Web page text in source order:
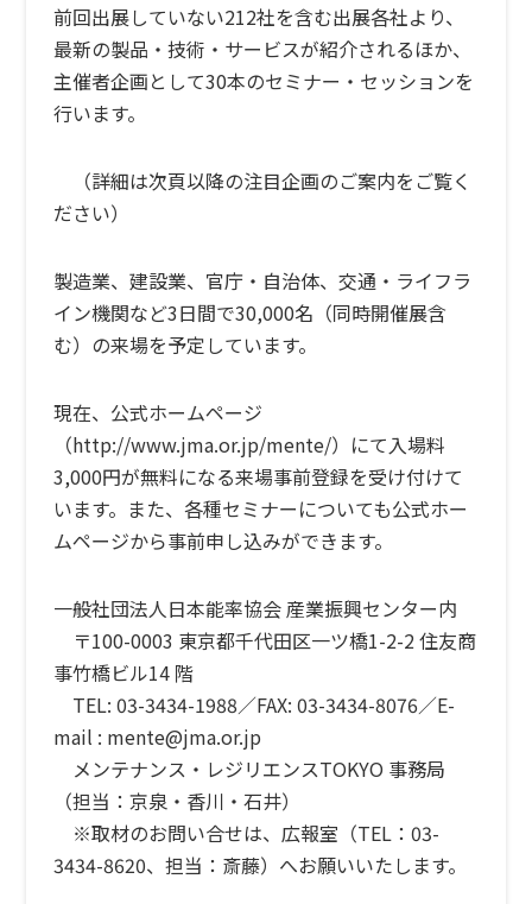
前回出展していない212社を含む出展各社より、
最新の製品・技術・サービスが紹介されるほか、
主催者企画として30本のセミナー・セッションを
行います。
（詳細は次頁以降の注目企画のご案内をご覧く
ださい）
製造業、建設業、官庁・自治体、交通・ライフラ
イン機関など3日間で30,000名（同時開催展含
む）の来場を予定しています。
現在、公式ホームページ
（http://www.jma.or.jp/mente/） にて入場料
3,000円が無料になる来場事前登録を受け付けて
います。また、各種セミナーについても公式ホー
ムページから事前申し込みができます。
一般社団法人日本能率協会 産業振興センター内
〒100-0003 東京都千代田区一ツ橋1-2-2 住友商
事竹橋ビル14 階
TEL: 03-3434-1988／FAX: 03-3434-8076／E-
mail : mente@jma.or.jp
メンテナンス・レジリエンスTOKYO 事務局
（担当：京泉・香川・石井）
※取材のお問い合せは、広報室（TEL：03-
3434-8620、担当：斎藤）へお願いいたします。